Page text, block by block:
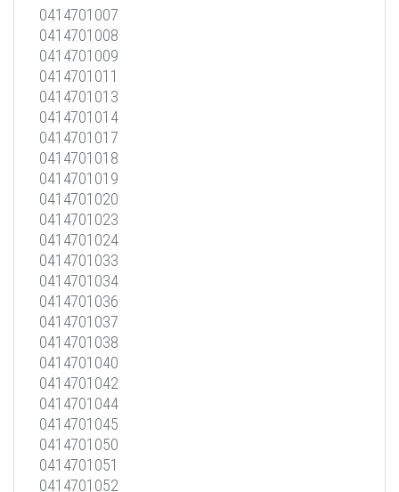
0414701007
0414701008
0414701009
0414701011
0414701013
0414701014
0414701017
0414701018
0414701019
0414701020
0414701023
0414701024
0414701033
0414701034
0414701036
0414701037
0414701038
0414701040
0414701042
0414701044
0414701045
0414701050
0414701051
0414701052